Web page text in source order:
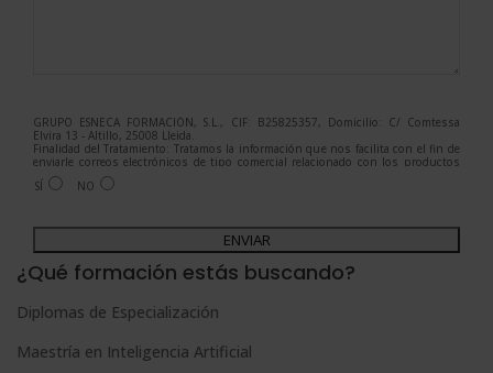
GRUPO ESNECA FORMACIÓN, S.L., CIF: B25825357, Domicilio: C/ Comtessa
Elvira 13 - Altillo, 25008 Lleida.
Finalidad del Tratamiento: Tratamos la información que nos facilita con el fin de
enviarle correos electrónicos de tipo comercial relacionado con los productos
ofrecidos y otros tipo de productos que fueran de su interés.
Legitimación del tratamiento: Consentimiento del interesado.
Para más información consulte nuestra Política de Privacidad.
Desea recibir información comercial (vía telefónica y/o email):
SÍ NO
A
l
e
r
¿Qué formación estás buscando?
Diplomas de Especialización
Maestría en Inteligencia Artificial